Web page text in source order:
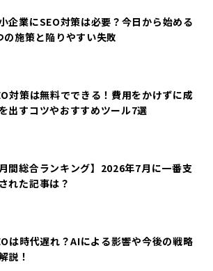
企業にSEO対策は必要？今日から始める
の施策と陥りやすい失敗
対策は無料でできる！費用をかけずに成
出すコツやおすすめツール7選
月間総合ランキング】2026年7月に一番支
れた記事は？
は時代遅れ？AIによる影響や今後の戦略
説！